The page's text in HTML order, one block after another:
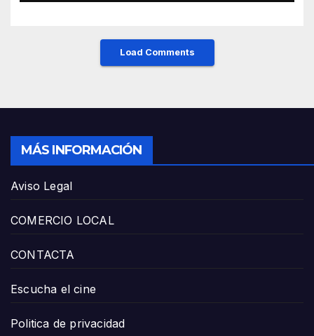
Load Comments
MÁS INFORMACIÓN
Aviso Legal
COMERCIO LOCAL
CONTACTA
Escucha el cine
Politica de privacidad